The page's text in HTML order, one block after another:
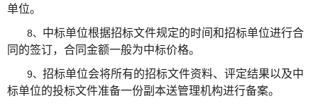
单位。
8、 中标单位根据招标文件规定的时间和招标单位进行合
同的签订，合同金额一般为中标价格。
9、 招标单位会将所有的招标文件资料、评定结果以及中
标单位的投标文件准备一份副本送管理机构进行备案。